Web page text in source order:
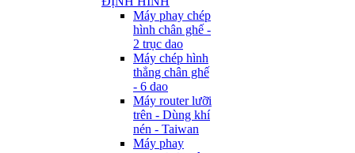
Máy phay chép
hình chân ghế -
2 trục dao
Máy chép hình
thẳng chân ghế
- 6 dao
Máy router lưỡi
trên - Dùng khí
nén - Taiwan
Máy phay